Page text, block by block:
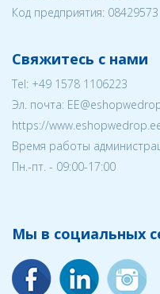
Код предприятия: 08429573
Свяжитесь с нами
Tel: +49 1578 1106223
Эл. почта:
https://
Время работы
Пн.-пт. - 09:00-17:00
Мы в социальных